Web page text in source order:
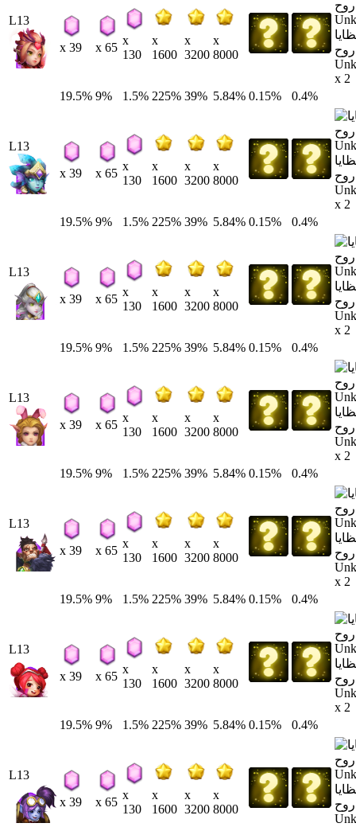
L13
x 39 x 65
x
130
x
1600
x
3200
x
8000
روح
x 2
19.5% 9% 1.5% 225% 39% 5.84% 0.15% 0.4%
L13
x 39 x 65
x
130
x
1600
x
3200
x
8000
روح
x 2
19.5% 9% 1.5% 225% 39% 5.84% 0.15% 0.4%
L13
x 39 x 65
x
130
x
1600
x
3200
x
8000
روح
x 2
19.5% 9% 1.5% 225% 39% 5.84% 0.15% 0.4%
L13
x 39 x 65
x
130
x
1600
x
3200
x
8000
روح
x 2
19.5% 9% 1.5% 225% 39% 5.84% 0.15% 0.4%
L13
x 39 x 65
x
130
x
1600
x
3200
x
8000
روح
x 2
19.5% 9% 1.5% 225% 39% 5.84% 0.15% 0.4%
L13
x 39 x 65
x
130
x
1600
x
3200
x
8000
روح
x 2
19.5% 9% 1.5% 225% 39% 5.84% 0.15% 0.4%
L13
x 39 x 65
x
130
x
1600
x
3200
x
8000
روح